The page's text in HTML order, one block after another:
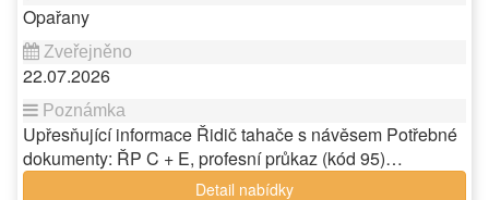
Opařany
22.07.2026
Upřesňující informace Řidič tahače s návěsem Potřebné
dokumenty: ŘP C + E, profesní průkaz (kód 95)…
Detail nabídky